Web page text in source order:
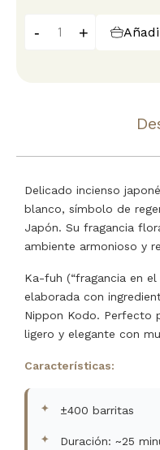
- +
Delicado incienso
blanco, símbolo de
Japón. Su fragancia
ambiente armonioso y
Ka-fuh (“fragancia en
elaborada con
Nippon Kodo. Perfecto
ligero y elegante con
Características:
±400 barritas
Duración: ~25